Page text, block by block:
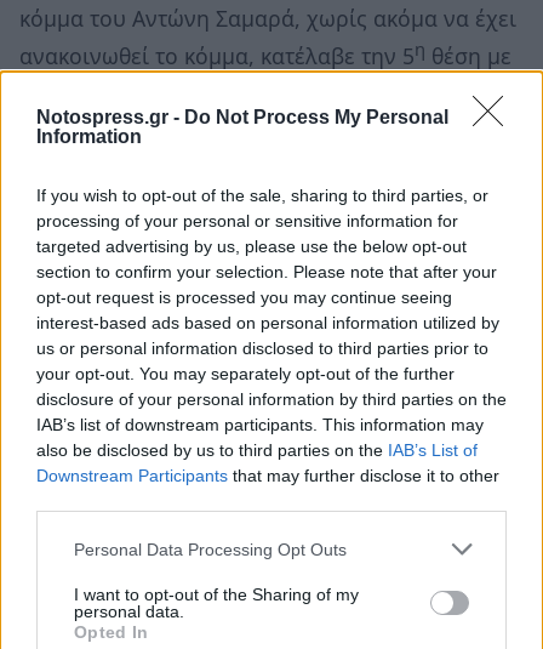
Notospress.gr - Do Not Process My Personal
Information
If you wish to opt-out of the sale, sharing to third parties, or
processing of your personal or sensitive information for
targeted advertising by us, please use the below opt-out
section to confirm your selection. Please note that after your
opt-out request is processed you may continue seeing
interest-based ads based on personal information utilized by
us or personal information disclosed to third parties prior to
your opt-out. You may separately opt-out of the further
disclosure of your personal information by third parties on the
IAB’s list of downstream participants. This information may
also be disclosed by us to third parties on the IAB’s List of
Downstream Participants that may further disclose it to other
Personal Data Processing Opt Outs
I want to opt-out of the Sharing of my
personal data.
Opted In
κόμμα του Αντώνη Σαμαρά, χωρίς ακόμα να έχει
ανακοινωθεί το κόμμα, κατέλαβε την 5η θέση με
Δεν είναι τυχαίο ότι η ΝΔ προωθεί, αυτές τις
ημέρες, κυριολεκτικά απόβαση στελεχών της
στην Πελοπόννησο. ΟΚωνσταντίνος
Κυρανάκηςκαι ηΝίκη Κεραμέως, δύο στελέχη
που αναδείχθηκαν επί Αντώνη Σαμαρά, θα
περιοδεύσουν στη Μεσσηνία, κοιτίδα του
πρώην πρωθυπουργού. Η κ. Κεραμέως θα είναι
και ομιλήτρια στην επέτειο για τη Μάχη στον
Αργολίδα, ο Θάνος Πλεύρης. Στην Αρκαδία θα
βρεθεί οΚωστής Χατζηδάκης , ενώ στην
Κορινθία, νομό με έντονο το αγροτικό στοιχείο,